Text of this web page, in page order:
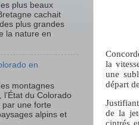
la
une
départ
de la
plus beaux
cachait
plus grandes
la nature en
en
montagnes
l’État du Colorado
par une forte
alpins et